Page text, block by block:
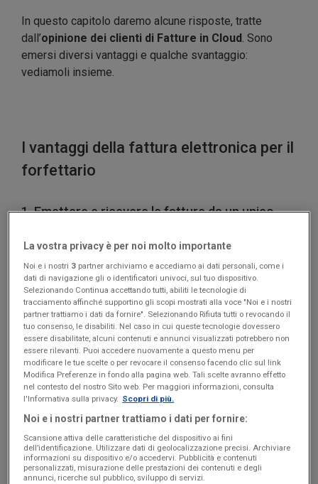
In questo capitolo daremo alcune risposte, tratte
dall’opinione dei clienti di Fatture in Cloud. Sono
emersi diversi vantaggi e qualche svantaggio:
vediamoli insieme.
I vantaggi della fattura elettronica per il
forfettario
1. Emettere e ricevere le fatture da un unico
La fatturazione elettronica rende comoda la gestione
delle fatture.
Infatti, con lafatturazione “cartacea”, un forfettario
doveva:
Compilare la fatturasu un foglio di carta,
oppure generarla con un programma per PC di
utilizzo comune (ad esempio, un foglio di calcolo)
o con un software specifico.
Convertire la fatturain un file in PDF e
al clientetramite mail.
Ricevere le fatture dai fornitori via mail,
oppure tramite PEC o Codice Destinatario
La vostra privacy è per noi molto importante
Noi e i nostri 3 partner archiviamo e accediamo ai dati personali, come i
dati di navigazione gli o identificatori univoci, sul tuo dispositivo.
Selezionando Continua accettando tutti, abiliti le tecnologie di
tracciamento affinché supportino gli scopi mostrati alla voce "Noi e i nostri
partner trattiamo i dati da fornire". Selezionando Rifiuta tutti o revocando il
tuo consenso, le disabiliti. Nel caso in cui queste tecnologie dovessero
essere disabilitate, alcuni contenuti e annunci visualizzati potrebbero non
essere rilevanti. Puoi accedere nuovamente a questo menu per
modificare le tue scelte o per revocare il consenso facendo clic sul link
Modifica Preferenze in fondo alla pagina web. Tali scelte avranno effetto
nel contesto del nostro Sito web. Per maggiori informazioni, consulta
l'Informativa sulla privacy. Scopri di più.
Noi e i nostri partner trattiamo i dati per fornire:
Scansione attiva delle caratteristiche del dispositivo ai fini
dell’identificazione. Utilizzare dati di geolocalizzazione precisi. Archiviare
informazioni su dispositivo e/o accedervi. Pubblicità e contenuti
personalizzati, misurazione delle prestazioni dei contenuti e degli
annunci, ricerche sul pubblico, sviluppo di servizi.